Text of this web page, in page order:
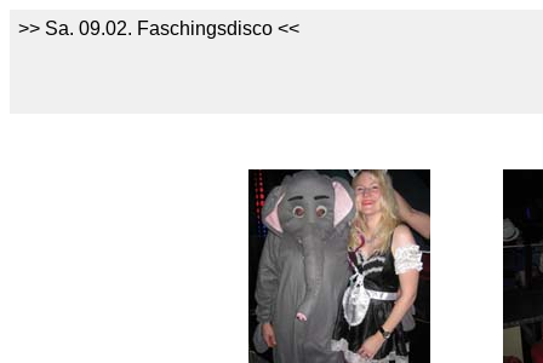
>> Sa. 09.02. Faschingsdisco <<